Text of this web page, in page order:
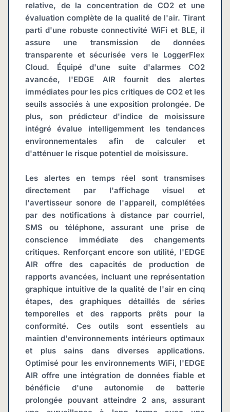
relative, de la concentration de CO2 et une
évaluation complète de la qualité de l'air. Tirant
parti d'une robuste connectivité WiFi et BLE, il
assure une transmission de données
transparente et sécurisée vers le LoggerFlex
Cloud. Équipé d'une suite d'alarmes CO2
avancée, l'EDGE AIR fournit des alertes
immédiates pour les pics critiques de CO2 et les
seuils associés à une exposition prolongée. De
plus, son prédicteur d'indice de moisissure
intégré évalue intelligemment les tendances
environnementales afin de calculer et
d'atténuer le risque potentiel de moisissure.
Les alertes en temps réel sont transmises
directement par l'affichage visuel et
l'avertisseur sonore de l'appareil, complétées
par des notifications à distance par courriel,
SMS ou téléphone, assurant une prise de
conscience immédiate des changements
critiques. Renforçant encore son utilité, l'EDGE
AIR offre des capacités de production de
rapports avancées, incluant une représentation
graphique intuitive de la qualité de l'air en cinq
étapes, des graphiques détaillés de séries
temporelles et des rapports prêts pour la
conformité. Ces outils sont essentiels au
maintien d'environnements intérieurs optimaux
et plus sains dans diverses applications.
Optimisé pour les environnements WiFi, l'EDGE
AIR offre une intégration de données fiable et
bénéficie d'une autonomie de batterie
prolongée pouvant atteindre 2 ans, assurant